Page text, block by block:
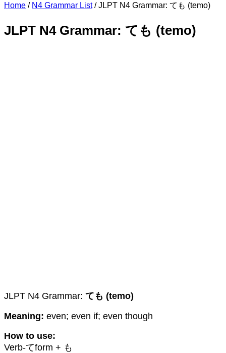
Home / N4 Grammar List / JLPT N4 Grammar: ても (temo)
JLPT N4 Grammar: ても (temo)
JLPT N4 Grammar: ても (temo)
Meaning: even; even if; even though
How to use:
Verb-てform + も